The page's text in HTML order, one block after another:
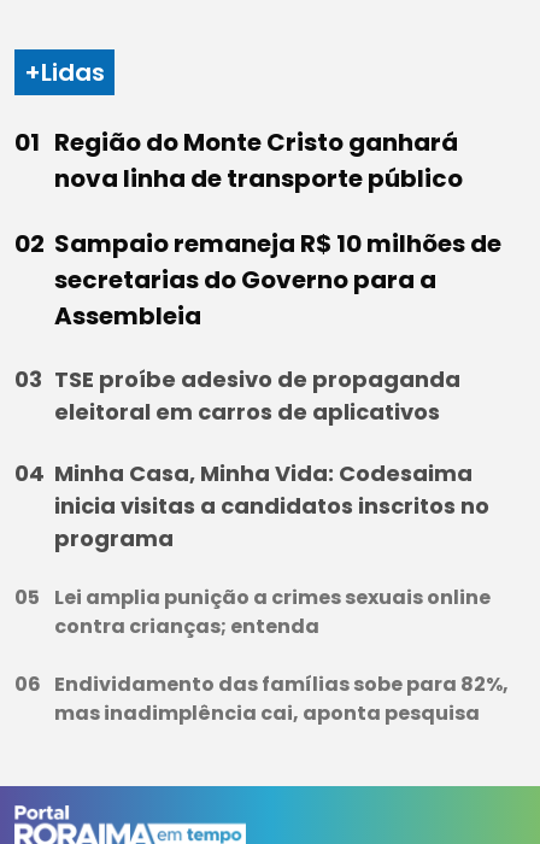
+Lidas
Região do Monte Cristo ganhará
nova linha de transporte público
Sampaio remaneja R$ 10 milhões de
secretarias do Governo para a
Assembleia
TSE proíbe adesivo de propaganda
eleitoral em carros de aplicativos
Minha Casa, Minha Vida: Codesaima
inicia visitas a candidatos inscritos no
programa
Lei amplia punição a crimes sexuais online
contra crianças; entenda
Endividamento das famílias sobe para 82%,
mas inadimplência cai, aponta pesquisa